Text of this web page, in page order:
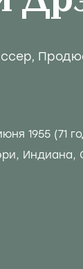
,
1955 (71
Индиана,